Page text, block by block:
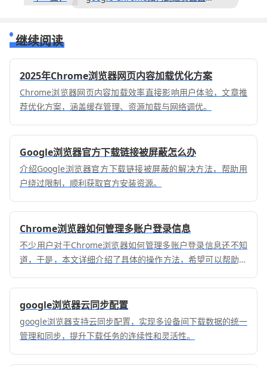
继续阅读
2025年Chrome浏览器网页内容加载优化方案
Chrome浏览器网页内容加载效率直接影响用户体验，文章推
荐优化方案，涵盖缓存管理、资源加载与网络调优。
Google浏览器官方下载链接被屏蔽怎么办
介绍Google浏览器官方下载链接被屏蔽的解决方法，帮助用
户绕过限制，顺利获取官方安装资源。
Chrome浏览器如何管理多账户登录信息
不少用户对于Chrome浏览器如何管理多账户登录信息还不知
道，于是，本文详细介绍了具体的操作方法，希望可以帮助到
google浏览器云同步配置
google浏览器支持云同步配置，实现多设备间下载数据的统一
管理和同步，提升下载任务的连续性和灵活性。